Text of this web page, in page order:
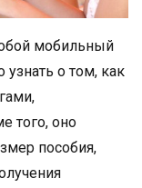
мобильный
узнать о том, как
того, оно
пособия,